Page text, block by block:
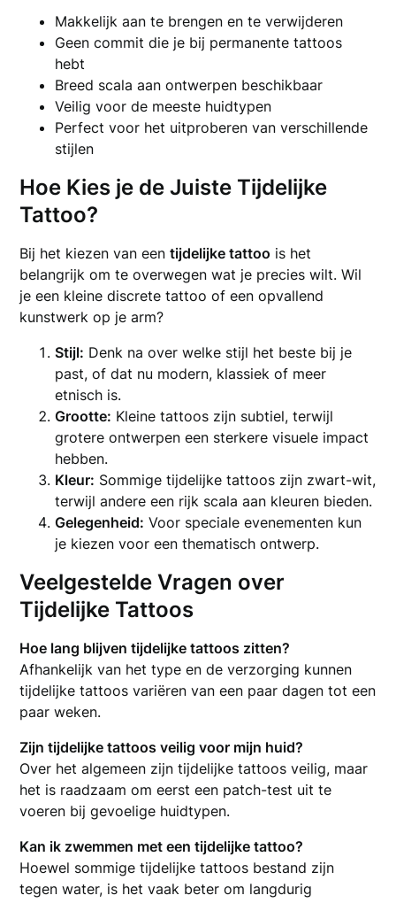
Makkelijk aan te brengen en te verwijderen
Geen commit die je bij permanente tattoos
hebt
Breed scala aan ontwerpen beschikbaar
Veilig voor de meeste huidtypen
Perfect voor het uitproberen van verschillende
stijlen
Hoe Kies je de Juiste Tijdelijke
Tattoo?
Bij het kiezen van eentijdelijke tattoo is het
belangrijk om te overwegen wat je precies wilt. Wil
je een kleine discrete tattoo of een opvallend
kunstwerk op je arm?
Stijl: Denk na over welke stijl het beste bij je
past, of dat nu modern, klassiek of meer
etnisch is.
Grootte: Kleine tattoos zijn subtiel, terwijl
grotere ontwerpen een sterkere visuele impact
hebben.
Kleur: Sommige tijdelijke tattoos zijn zwart-wit,
terwijl andere een rijk scala aan kleuren bieden.
Gelegenheid: Voor speciale evenementen kun
je kiezen voor een thematisch ontwerp.
Veelgestelde Vragen over
Tijdelijke Tattoos
Hoe lang blijven tijdelijke tattoos zitten?
Afhankelijk van het type en de verzorging kunnen
tijdelijke tattoos variëren van een paar dagen tot een
paar weken.
Zijn tijdelijke tattoos veilig voor mijn huid?
Over het algemeen zijn tijdelijke tattoos veilig, maar
het is raadzaam om eerst een patch-test uit te
voeren bij gevoelige huidtypen.
Kan ik zwemmen met een tijdelijke tattoo?
Hoewel sommige tijdelijke tattoos bestand zijn
tegen water, is het vaak beter om langdurig